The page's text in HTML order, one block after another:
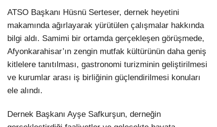
ATSO Başkanı Hüsnü Serteser, dernek heyetini
makamında ağırlayarak yürütülen çalışmalar hakkında
bilgi aldı. Samimi bir ortamda gerçekleşen görüşmede,
Afyonkarahisar’ın zengin mutfak kültürünün daha geniş
kitlelere tanıtılması, gastronomi turizminin geliştirilmesi
ve kurumlar arası iş birliğinin güçlendirilmesi konuları
ele alındı.
Dernek Başkanı Ayşe Safkurşun, derneğin